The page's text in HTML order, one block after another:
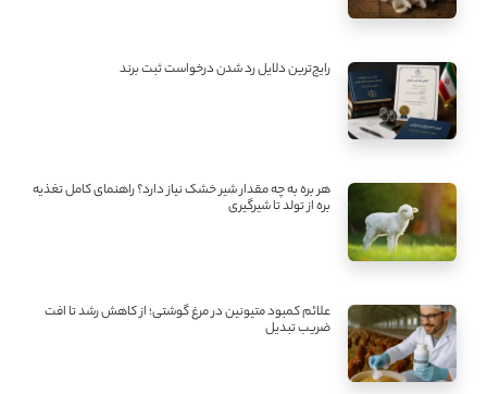
رایج‌ترین دلایل رد شدن درخواست ثبت برند
هر بره به چه مقدار شیر خشک نیاز دارد؟ راهنمای کامل تغذیه
بره از تولد تا شیرگیری
علائم کمبود متیونین در مرغ گوشتی؛ از کاهش رشد تا افت
ضریب تبدیل